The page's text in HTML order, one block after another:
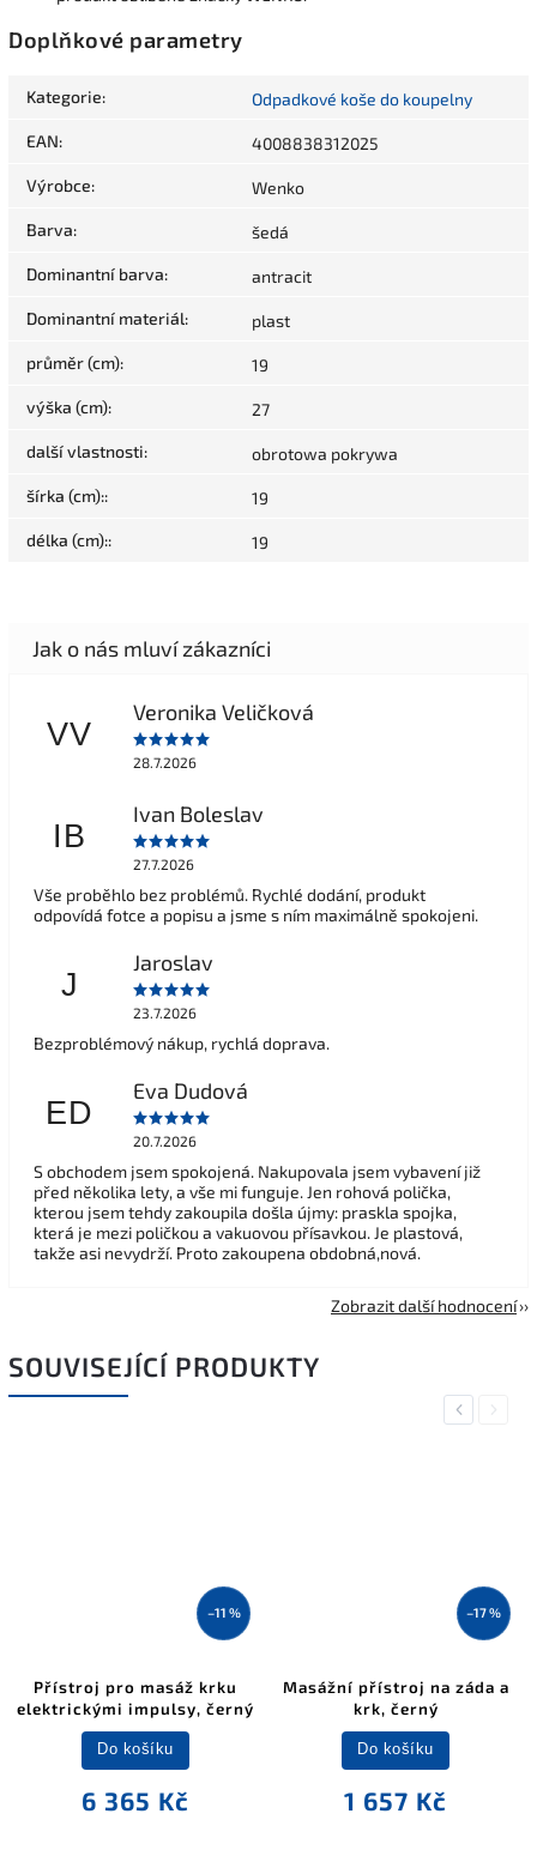
Doplňkové parametry
Kategorie: Odpadkové koše do koupelny
EAN: 4008838312025
Výrobce: Wenko
Barva: šedá
Dominantní barva: antracit
Dominantní materiál: plast
průměr (cm): 19
výška (cm): 27
další vlastnosti: obrotowa pokrywa
šírka (cm):: 19
délka (cm):: 19
VV
Veronika Veličková
28.7.2026
IB
Ivan Boleslav
27.7.2026
Vše proběhlo bez problémů. Rychlé dodání, produkt
odpovídá fotce a popisu a jsme s ním maximálně spokojeni.
J
Jaroslav
23.7.2026
Bezproblémový nákup, rychlá doprava.
ED
Eva Dudová
20.7.2026
S obchodem jsem spokojená. Nakupovala jsem vybavení již
před několika lety, a vše mi funguje. Jen rohová polička,
kterou jsem tehdy zakoupila došla újmy: praskla spojka,
která je mezi poličkou a vakuovou přísavkou. Je plastová,
takže asi nevydrží. Proto zakoupena obdobná,nová.
Zobrazit další hodnocení
SOUVISEJÍCÍ PRODUKTY
Previous
–11 %
Přístroj pro masáž krku
elektrickými impulsy, černý
6 365 Kč
Do košíku
–17 %
Masážní přístroj na záda a
krk, černý
1 657 Kč
Do košíku
Next